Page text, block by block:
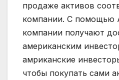
продаже активов
компании. С помощью
компании получают
американским
амриканские
чтобы покупать сами